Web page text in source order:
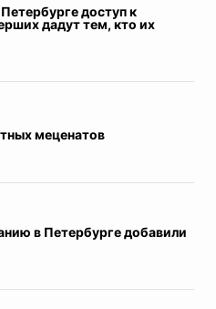
доступ к
дадут тем, кто их
меценатов
в Петербурге добавили